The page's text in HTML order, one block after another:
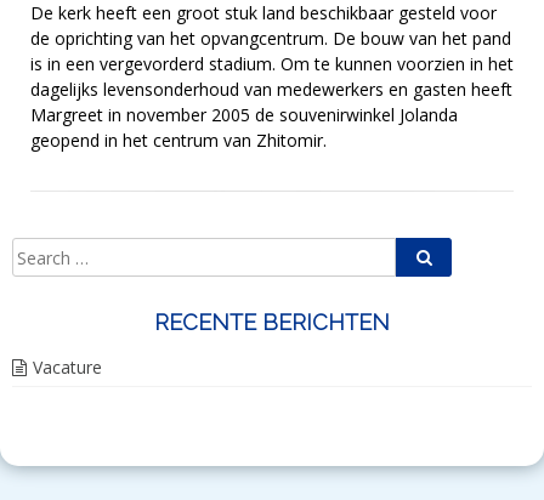
De kerk heeft een groot stuk land beschikbaar gesteld voor
de oprichting van het opvangcentrum. De bouw van het pand
is in een vergevorderd stadium. Om te kunnen voorzien in het
dagelijks levensonderhoud van medewerkers en gasten heeft
Margreet in november 2005 de souvenirwinkel Jolanda
geopend in het centrum van Zhitomir.
RECENTE BERICHTEN
Vacature